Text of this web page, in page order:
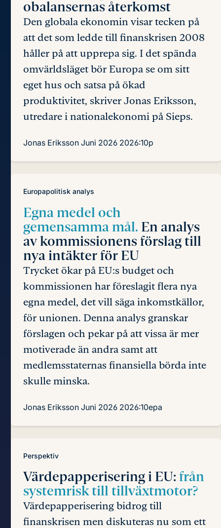
obalansernas återkomst
Den globala ekonomin visar tecken på
att det som ledde till finanskrisen 2008
håller på att upprepa sig. I det spända
omvärlds­läget bör Europa se om sitt
eget hus och satsa på ökad
produktivitet, skriver Jonas Eriksson,
utredare i nationalekonomi på Sieps.
Jonas Eriksson Juni 2026 2026:10p
Europapolitisk analys
Egna medel och
gemensamma mål. En analys
av kommissionens förslag till
nya intäkter för EU
Trycket ökar på EU:s budget och
kommissionen har föreslagit flera nya
egna medel, det vill säga inkomstkällor,
för unionen. Denna analys granskar
förslagen och pekar på att vissa är mer
motiverade än andra samt att
medlemsstaternas finansiella börda inte
skulle minska.
Jonas Eriksson Juni 2026 2026:10epa
Perspektiv
Värdepapperisering i EU: från
systemrisk till tillväxtmotor?
Värdepapperisering bidrog till
finanskrisen men diskuteras nu som ett